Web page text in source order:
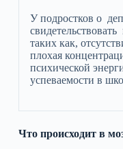
У подростков о
таких как,
плохая
психической
успеваемости в
Что происходит в